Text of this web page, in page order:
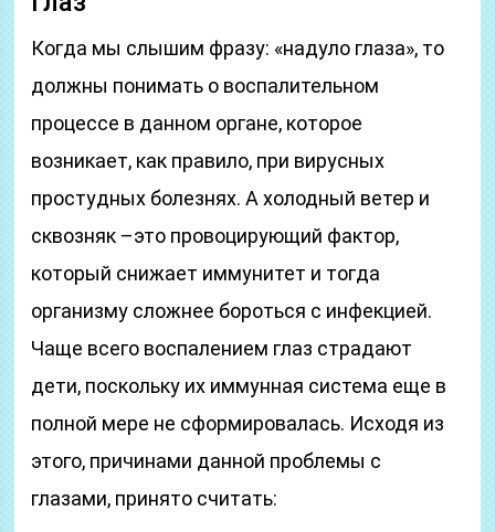
Когда мы слышим фразу: «надуло глаза», то
должны понимать о воспалительном
процессе в данном органе, которое
возникает, как правило, при вирусных
простудных болезнях. А холодный ветер и
сквозняк –это провоцирующий фактор,
который снижает иммунитет и тогда
организму сложнее бороться с инфекцией.
Чаще всего воспалением глаз страдают
дети, поскольку их иммунная система еще в
полной мере не сформировалась. Исходя из
этого, причинами данной проблемы с
глазами, принято считать: